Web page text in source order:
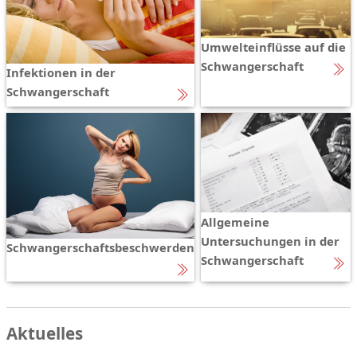
Infektionen in der
Schwangerschaft
Umwelteinflüsse auf die
Schwangerschaft
Schwangerschaftsbeschwerden
Allgemeine
Untersuchungen in der
Schwangerschaft
Aktuelles